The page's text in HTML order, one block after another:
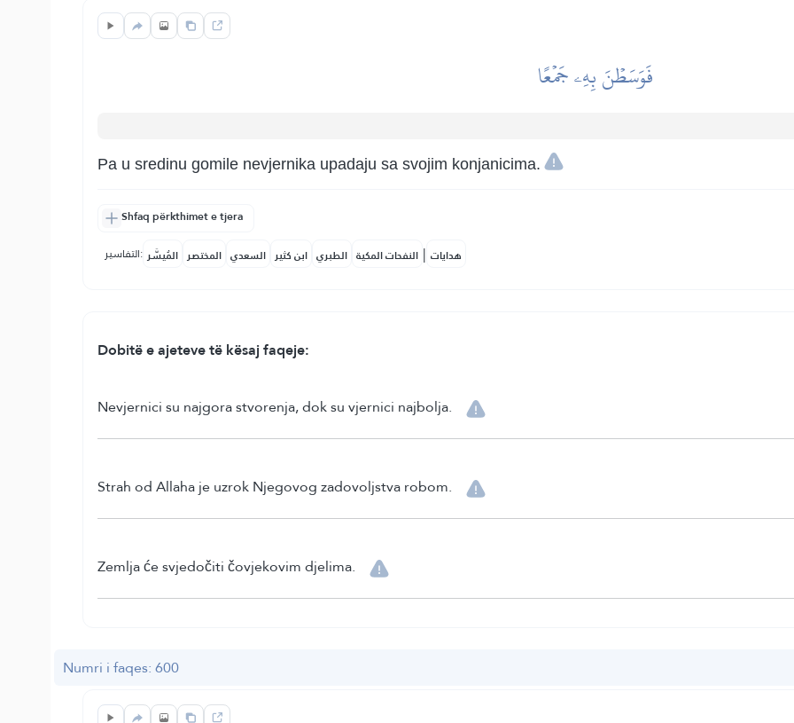
فَوَسَطۡنَ بِهِۦ جَمۡعًا
Pa u sredinu gomile nevjernika upadaju sa svojim konjanicima.
Shfaq përkthimet e tjera
التفاسير: المُيسَّر المختصر السعدي ابن كثير الطبري النفحات المكية | هدايات
Dobitë e ajeteve të kësaj faqeje:
Nevjernici su najgora stvorenja, dok su vjernici najbolja.
Strah od Allaha je uzrok Njegovog zadovoljstva robom.
Zemlja će svjedočiti čovjekovim djelima.
Numri i faqes: 600